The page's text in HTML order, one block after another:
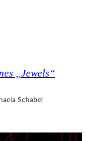
„Jewels“
Schabel